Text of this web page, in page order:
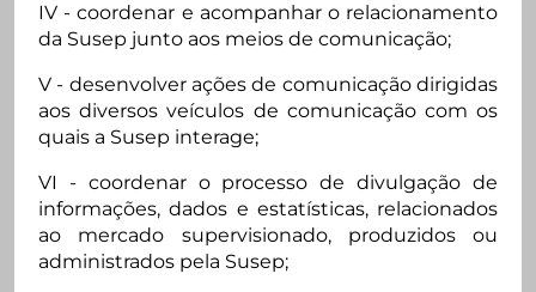
IV - coordenar e acompanhar o relacionamento
da Susep junto aos meios de comunicação;
V - desenvolver ações de comunicação dirigidas
aos diversos veículos de comunicação com os
quais a Susep interage;
VI - coordenar o processo de divulgação de
informações, dados e estatísticas, relacionados
ao mercado supervisionado, produzidos ou
administrados pela Susep;